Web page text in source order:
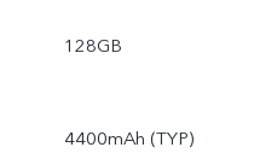
128GB
4400mAh (TYP)